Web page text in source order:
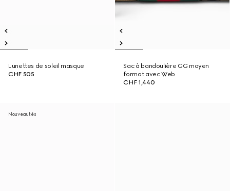
Lunettes de soleil masque
CHF 505
Sac à bandoulière GG moyen
format avec Web
CHF 1,440
Nouveautés